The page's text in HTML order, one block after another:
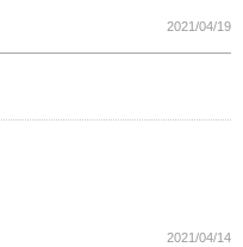
2021/04/19
2021/04/14